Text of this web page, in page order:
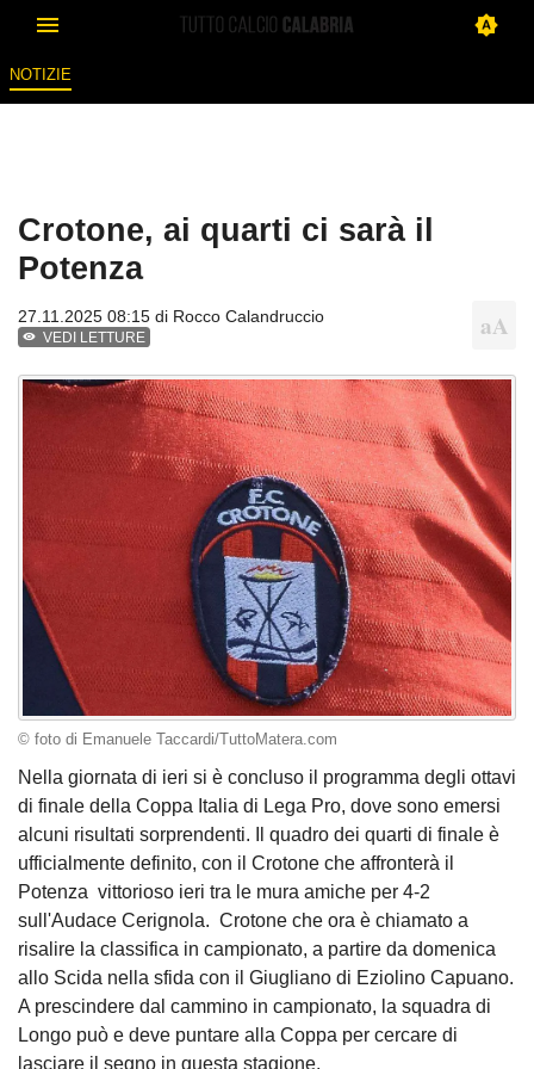
NOTIZIE
Crotone, ai quarti ci sarà il
Potenza
27.11.2025 08:15 di Rocco Calandruccio
VEDI LETTURE
© foto di Emanuele Taccardi/TuttoMatera.com
Nella giornata di ieri si è concluso il programma degli ottavi
di finale della Coppa Italia di Lega Pro, dove sono emersi
alcuni risultati sorprendenti. Il quadro dei quarti di finale è
ufficialmente definito, con il Crotone che affronterà il
Potenza vittorioso ieri tra le mura amiche per 4-2
sull'Audace Cerignola. Crotone che ora è chiamato a
risalire la classifica in campionato, a partire da domenica
allo Scida nella sfida con il Giugliano di Eziolino Capuano.
A prescindere dal cammino in campionato, la squadra di
Longo può e deve puntare alla Coppa per cercare di
lasciare il segno in questa stagione.